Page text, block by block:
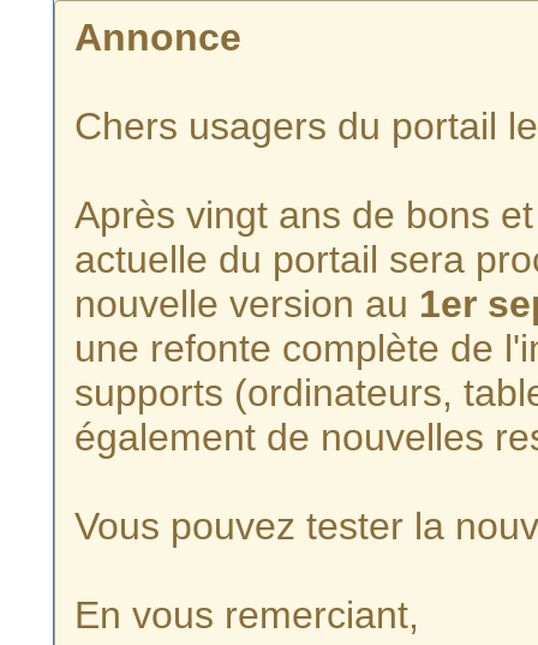
Annonce
Chers usagers du portail
Après vingt ans de bons
actuelle du portail sera
nouvelle version au 1er
une refonte complète de
supports (ordinateurs,
également de nouvelles
Vous pouvez tester la
En vous remerciant,